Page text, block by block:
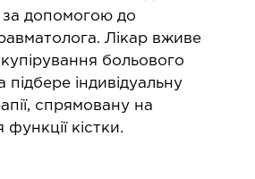
за допомогою до
Лікар вживе
больового
підбере індивідуальну
спрямовану на
функції кістки.